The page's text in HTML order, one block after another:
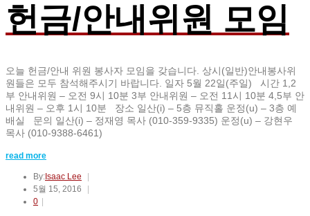
헌금/안내위원 모임
오늘 헌금/안내 위원 봉사자 모임을 갖습니다. 상시(일반)안내봉사위
원들은 모두 참석해주시기 바랍니다. 일자 5월 22일(주일) 시간 1,2
부 안내위원 – 오전 9시 10분 3부 안내위원 – 오전 11시 10분 4,5부 안
내위원 – 오후 1시 10분 장소 일산(i) – 5층 뮤직홀 운정(u) – 3층 예
배실 문의 일산(i) – 정재영 목사 (010-359-9335) 운정(u) – 강현우
목사 (010-9388-6461)
read more
By: Isaac Lee
5월 15, 2016
0